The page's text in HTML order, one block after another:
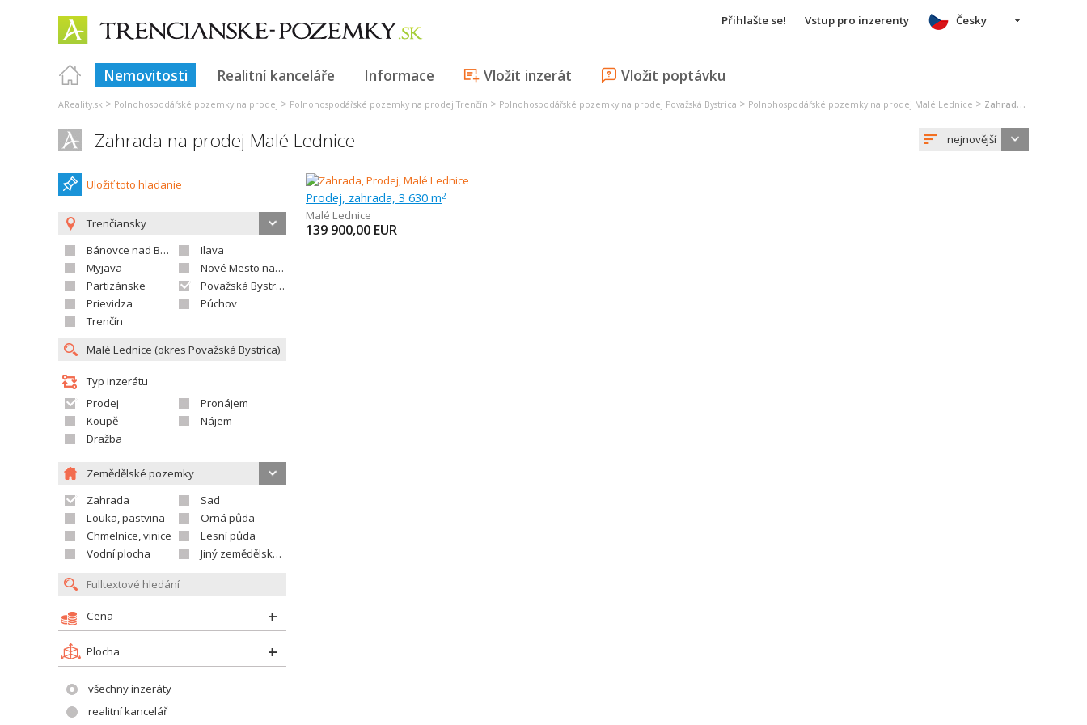
Přihlašte se! Vstup pro inzerenty
Nemovitosti Realitní kanceláře Informace Vložit inzerát Vložit poptávku
Česky
AReality.sk > Polnohospodářské pozemky na prodej > Polnohospodářské pozemky na prodej Trenčín > Polnohospodářské pozemky na prodej Považská Bystrica > Polnohospodářské pozemky na prodej Malé Lednice > Zahrada na prodej Malé Lednice
Zahrada na prodej Malé Lednice nejnovější
Uložiť toto hladanie
Trenčiansky
Bánovce nad Bebravou
Ilava
Myjava
Nové Mesto nad Váhom
Partizánske
Považská Bystrica
Prievidza
Púchov
Trenčín
Typ inzerátu
Prodej
Pronájem
Koupě
Nájem
Dražba
Zemědělské pozemky
Zahrada
Sad
Louka, pastvina
Orná půda
Chmelnice, vinice
Lesní půda
Vodní plocha
Jiný zemědělský pozemek
Cena
Plocha
všechny inzeráty
realitní kancelář
Prodej, zahrada, 3 630 m2
Malé Lednice
139 900,00 EUR